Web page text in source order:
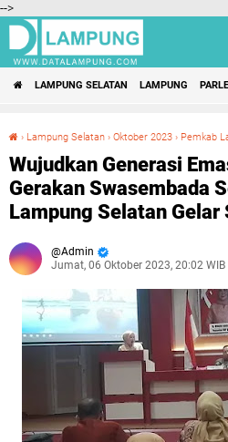
-->
LAMPUNG SELATAN LAMPUNG
› Lampung Selatan › Oktober 2023 › Pemkab
Wujudkan Generasi
Gerakan Swasembada
Lampung Selatan Gelar
Admin
Jumat, 06 Oktober 2023, 20:02 WIB